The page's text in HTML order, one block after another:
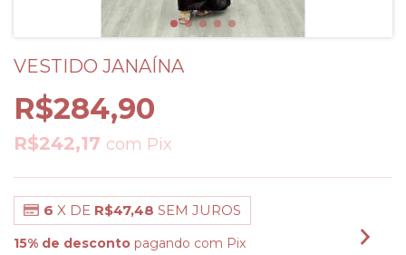
VESTIDO JANAÍNA
R$284,90
R$242,17 com Pix
6 X DE R$47,48 SEM JUROS
15% de desconto pagando com Pix